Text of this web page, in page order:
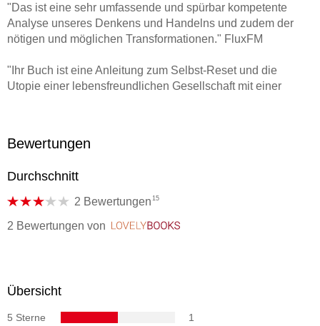
"Das ist eine sehr umfassende und spürbar kompetente
Analyse unseres Denkens und Handelns und zudem der
nötigen und möglichen Transformationen." FluxFM
"Ihr Buch ist eine Anleitung zum Selbst-Reset und die
Utopie einer lebensfreundlichen Gesellschaft mit einer
unserer Zeit." www. szene38. de
Bewertungen
Durchschnitt
2 Bewertungen 15
2 Bewertungen von
Übersicht
5 Sterne 1